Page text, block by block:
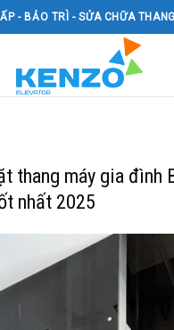
- BẢO TRÌ - SỬA CHỮA
thang máy gia đình
nhất 2025